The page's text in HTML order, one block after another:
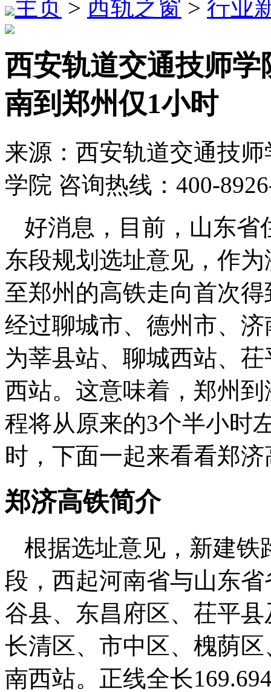
主页 > 西轨之窗 > 行业
西安轨道交通技师
南到郑州仅1小时
来源：西安轨道交通技
学院 咨询热线：400-
好消息，目前，山东省
东段规划选址意见，作
至郑州的高铁走向首次
经过聊城市、德州市、
为莘县站、聊城西站、
西站。这意味着，郑州
程将从原来的3个半小时
时，下面一起来看看郑
郑济高铁简介
根据选址意见，新建铁
段，西起河南省与山东
谷县、东昌府区、茌平
长清区、市中区、槐荫
南西站。正线全长